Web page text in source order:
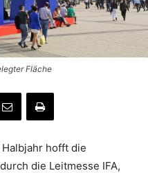
Fläche
hofft die
die Leitmesse IFA,